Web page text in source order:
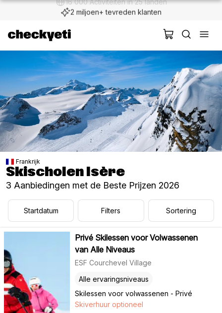
2 miljoen+ tevreden klanten
Frankrijk
Skischolen Isère
3 Aanbiedingen met de Beste Prijzen 2026
Startdatum Filters Sortering
Privé Skilessen voor Volwassenen
van Alle Niveaus
ESF Courchevel Village
Skilessen voor volwassenen - Privé
Alle ervaringsniveaus
Skiverhuur optioneel